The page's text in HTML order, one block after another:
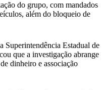
do grupo, com mandados
além do bloqueio de
Superintendência Estadual de
que a investigação abrange
dinheiro e associação